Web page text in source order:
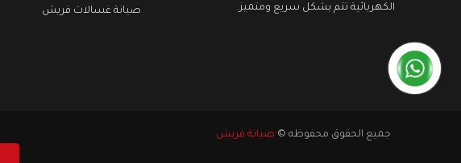
الكهربائية تتم بشكل سريع ومتميز.
صيانة غسالات فريش
جميع الحقوق محفوظه © صيانة فريش